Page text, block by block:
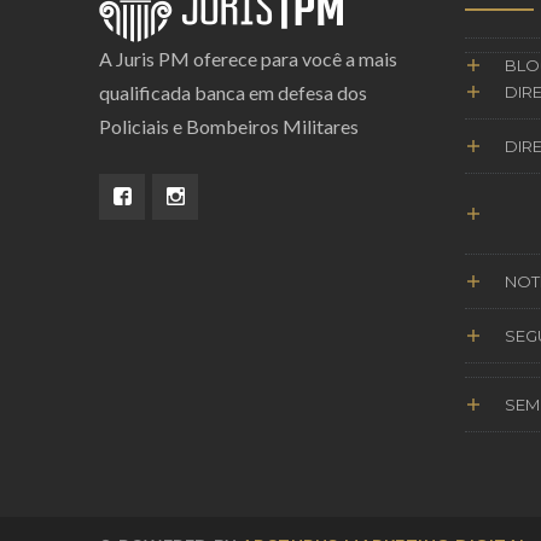
A Juris PM oferece para você a mais
qualificada banca em defesa dos
Policiais e Bombeiros Militares